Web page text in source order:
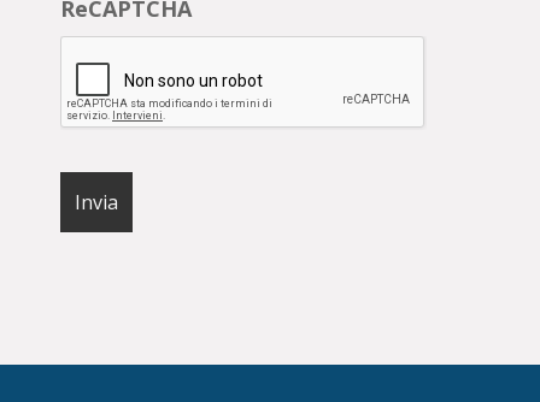
ReCAPTCHA